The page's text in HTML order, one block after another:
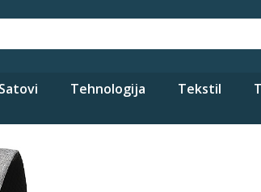
Satovi Tehnologija Tekstil